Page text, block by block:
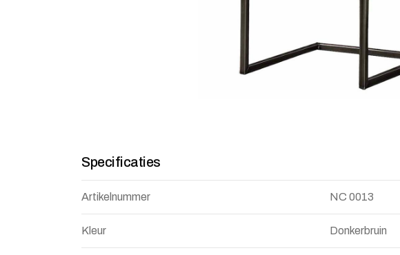
Specificaties
Artikelnummer NC 0013
Kleur Donkerbruin